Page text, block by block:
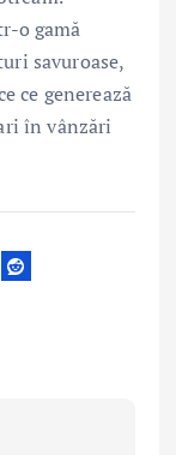
o gamă
savuroase,
ce generează
în vânzări